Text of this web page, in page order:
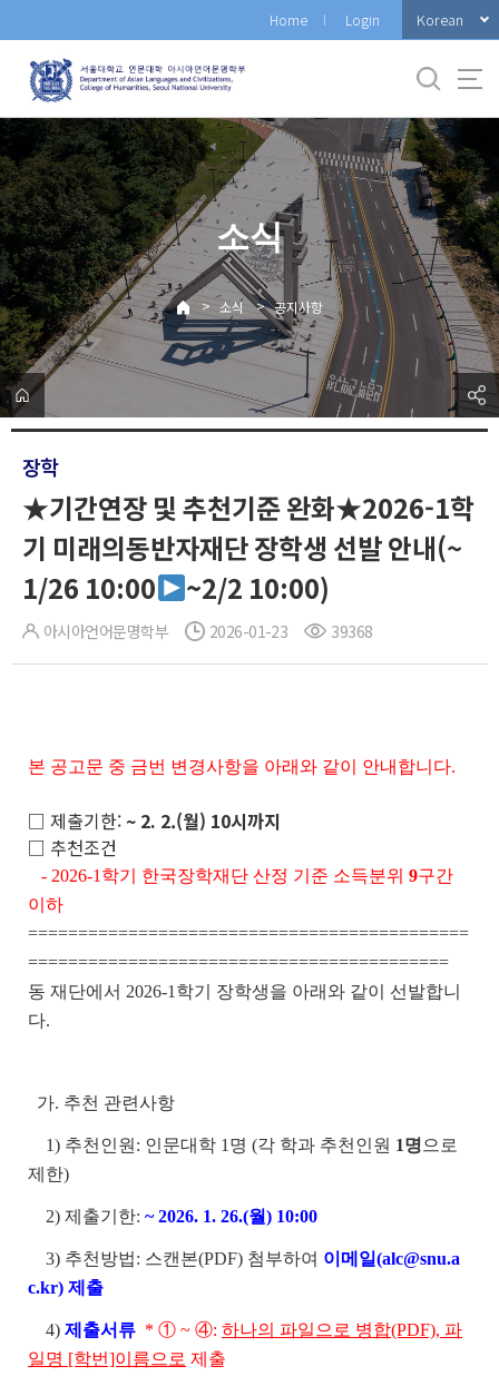
로
메
뉴
Home Login Korean
소식
> 소식 > 공지사항
장학
★기간연장 및 추천기준 완화★2026-1학
기 미래의동반자재단 장학생 선발 안내(~
1/26 10:00
~2/2 10:00)
아시아언어문명학부 2026-01-23 39368
본 공고문 중 금번 변경사항을 아래와 같이 안내합니다.
□ 제출기한:~ 2. 2.(월) 10시까지
□ 추천조건
- 2026-1학기 한국장학재단 산정 기준 소득분위 9구간
이하
============================================
==========================================
동 재단에서 2026-1학기 장학생을 아래와 같이 선발합니
다.
가. 추천 관련사항
1) 추천인원: 인문대학 1명 (각 학과 추천인원 1명으로
제한)
2) 제출기한: ~ 2026. 1. 26.(월) 10:00
3) 추천방법: 스캔본(PDF) 첨부하여 이메일(alc@snu.a
c.kr) 제출
4) 제출서류 * ① ~ ④: 하나의 파일으로 병합(PDF), 파
일명 [학번]이름으로 제출